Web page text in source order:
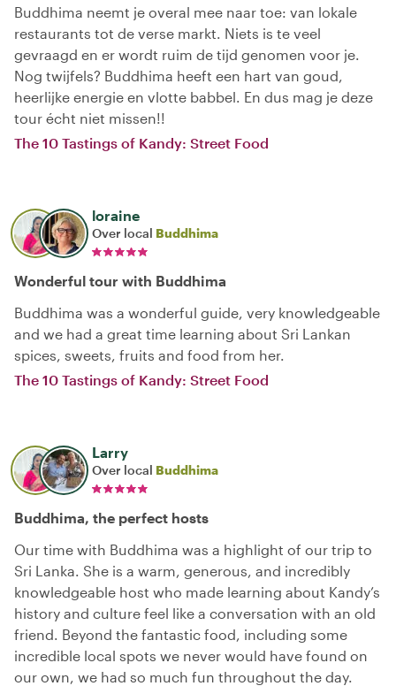
Buddhima neemt je overal mee naar toe: van lokale
restaurants tot de verse markt. Niets is te veel
gevraagd en er wordt ruim de tijd genomen voor je.
Nog twijfels? Buddhima heeft een hart van goud,
heerlijke energie en vlotte babbel. En dus mag je deze
tour écht niet missen!!
The 10 Tastings of Kandy: Street Food
loraine
Over local Buddhima
Wonderful tour with Buddhima
Buddhima was a wonderful guide, very knowledgeable
and we had a great time learning about Sri Lankan
spices, sweets, fruits and food from her.
The 10 Tastings of Kandy: Street Food
Larry
Over local Buddhima
Buddhima, the perfect hosts
Our time with Buddhima was a highlight of our trip to
Sri Lanka. She is a warm, generous, and incredibly
knowledgeable host who made learning about Kandy’s
history and culture feel like a conversation with an old
friend. Beyond the fantastic food, including some
incredible local spots we never would have found on
our own, we had so much fun throughout the day.